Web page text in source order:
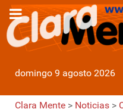
domingo 9 agosto 2026
Clara Mente > Noticias >